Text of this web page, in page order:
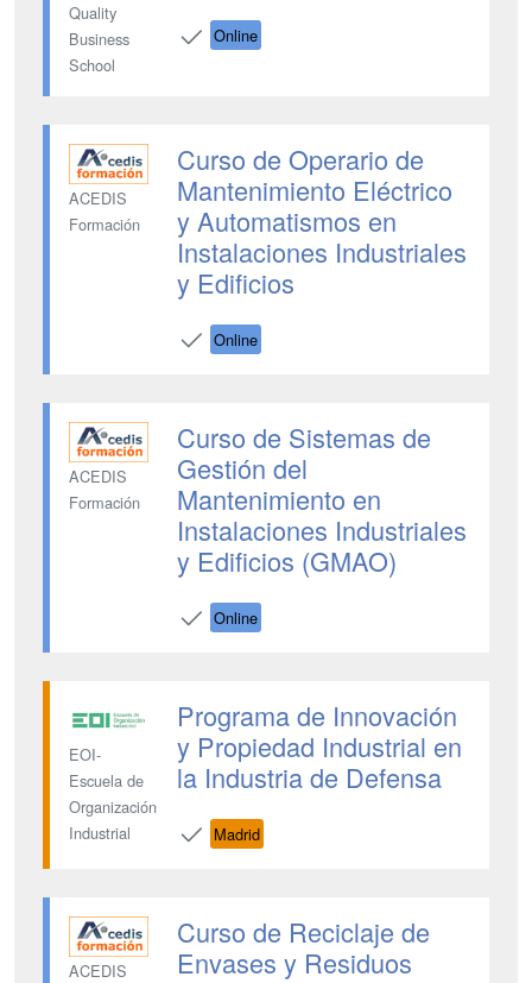
Quality
Business
School
Online
ACEDIS
Formación
Curso de Operario de
Mantenimiento Eléctrico
y Automatismos en
Instalaciones Industriales
y Edificios
Online
ACEDIS
Formación
Curso de Sistemas de
Gestión del
Mantenimiento en
Instalaciones Industriales
y Edificios (GMAO)
Online
EOI-
Escuela de
Organización
Industrial
Programa de Innovación
y Propiedad Industrial en
la Industria de Defensa
Madrid
ACEDIS
Curso de Reciclaje de
Envases y Residuos